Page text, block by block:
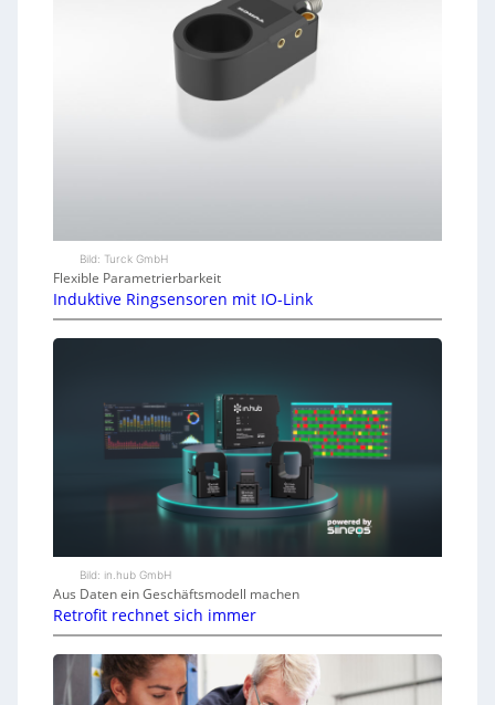
Bild: Turck GmbH
Flexible Parametrierbarkeit
Induktive Ringsensoren mit IO-Link
Bild: in.hub GmbH
Aus Daten ein Geschäftsmodell machen
Retrofit rechnet sich immer